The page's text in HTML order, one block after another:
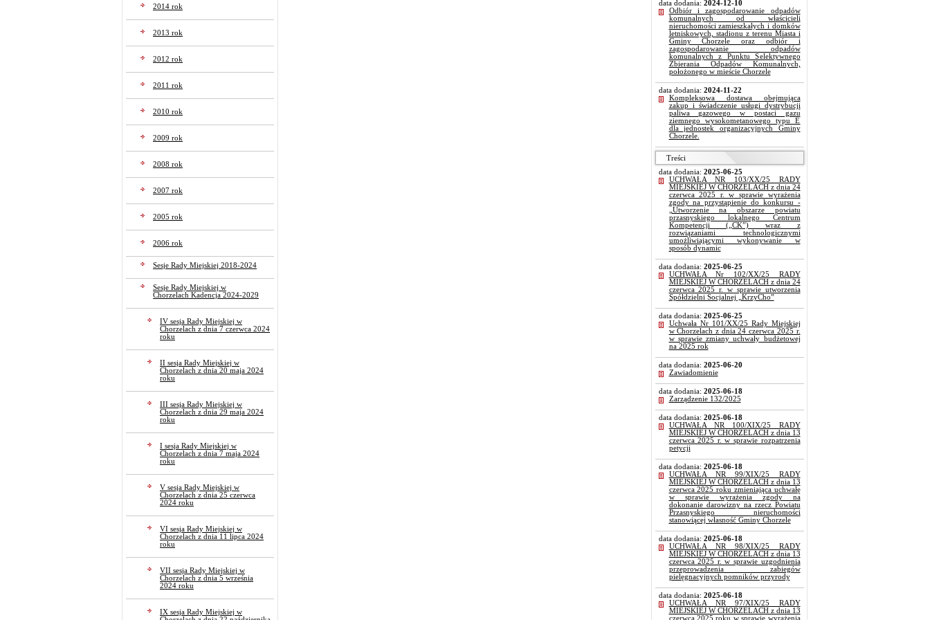
2014 rok
2013 rok
2012 rok
2011 rok
2010 rok
2009 rok
2008 rok
2007 rok
2005 rok
2006 rok
Sesje Rady Miejskiej 2018-2024
Sesje Rady Miejskiej w
Chorzelach Kadencja 2024-2029
IV sesja Rady Miejskiej w
Chorzelach z dnia 7 czerwca 2024
roku
II sesja Rady Miejskiej w
Chorzelach z dnia 20 maja 2024
roku
III sesja Rady Miejskiej w
Chorzelach z dnia 29 maja 2024
roku
I sesja Rady Miejskiej w
Chorzelach z dnia 7 maja 2024
roku
V sesja Rady Miejskiej w
Chorzelach z dnia 25 czerwca
2024 roku
VI sesja Rady Miejskiej w
Chorzelach z dnia 11 lipca 2024
roku
VII sesja Rady Miejskiej w
Chorzelach z dnia 5 września
2024 roku
IX sesja Rady Miejskiej w
data dodania: 2024-12-10
Odbiór i zagospodarowanie odpadów
komunalnych od właścicieli
nieruchomości zamieszkałych i domków
letniskowych, stadionu z terenu Miasta i
Gminy Chorzele oraz odbiór i
zagospodarowanie odpadów
komunalnych z Punktu Selektywnego
Zbierania Odpadów Komunalnych,
położonego w mieście Chorzele
data dodania: 2024-11-22
Kompleksowa dostawa obejmująca
zakup i świadczenie usługi dystrybucji
paliwa gazowego w postaci gazu
ziemnego wysokometanowego typu E
dla jednostek organizacyjnych Gminy
Chorzele.
Treści
data dodania: 2025-06-25
UCHWAŁA NR 103/XX/25 RADY
MIEJSKIEJ W CHORZELACH z dnia 24
czerwca 2025 r. w sprawie wyrażenia
zgody na przystąpienie do konkursu -
„Utworzenie na obszarze powiatu
przasnyskiego lokalnego Centrum
Kompetencji („CK”) wraz z
rozwiązaniami technologicznymi
umożliwiającymi wykonywanie w
sposób dynamic
data dodania: 2025-06-25
UCHWAŁA Nr 102/XX/25 RADY
MIEJSKIEJ W CHORZELACH z dnia 24
czerwca 2025 r. w sprawie utworzenia
Spółdzielni Socjalnej „KrzyCho”
data dodania: 2025-06-25
Uchwała Nr 101/XX/25 Rady Miejskiej
w Chorzelach z dnia 24 czerwca 2025 r.
w sprawie zmiany uchwały budżetowej
na 2025 rok
data dodania: 2025-06-20
Zawiadomienie
data dodania: 2025-06-18
Zarządzenie 132/2025
data dodania: 2025-06-18
UCHWAŁA NR 100/XIX/25 RADY
MIEJSKIEJ W CHORZELACH z dnia 13
czerwca 2025 r. w sprawie rozpatrzenia
petycji
data dodania: 2025-06-18
UCHWAŁA NR 99/XIX/25 RADY
MIEJSKIEJ W CHORZELACH z dnia 13
czerwca 2025 roku zmieniająca uchwałę
w sprawie wyrażenia zgody na
dokonanie darowizny na rzecz Powiatu
Przasnyskiego nieruchomości
stanowiącej własność Gminy Chorzele
data dodania: 2025-06-18
UCHWAŁA NR 98/XIX/25 RADY
MIEJSKIEJ W CHORZELACH z dnia 13
czerwca 2025 r. w sprawie uzgodnienia
przeprowadzenia zabiegów
pielęgnacyjnych pomników przyrody
data dodania: 2025-06-18
UCHWAŁA NR 97/XIX/25 RADY
MIEJSKIEJ W CHORZELACH z dnia 13
czerwca 2025 roku w sprawie wyrażenia